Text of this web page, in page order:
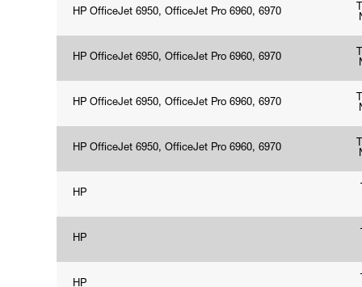
HP OfficeJet 6950, OfficeJet Pro 6960, 6970
HP OfficeJet 6950, OfficeJet Pro 6960, 6970
HP OfficeJet 6950, OfficeJet Pro 6960, 6970
HP OfficeJet 6950, OfficeJet Pro 6960, 6970
HP
HP
HP